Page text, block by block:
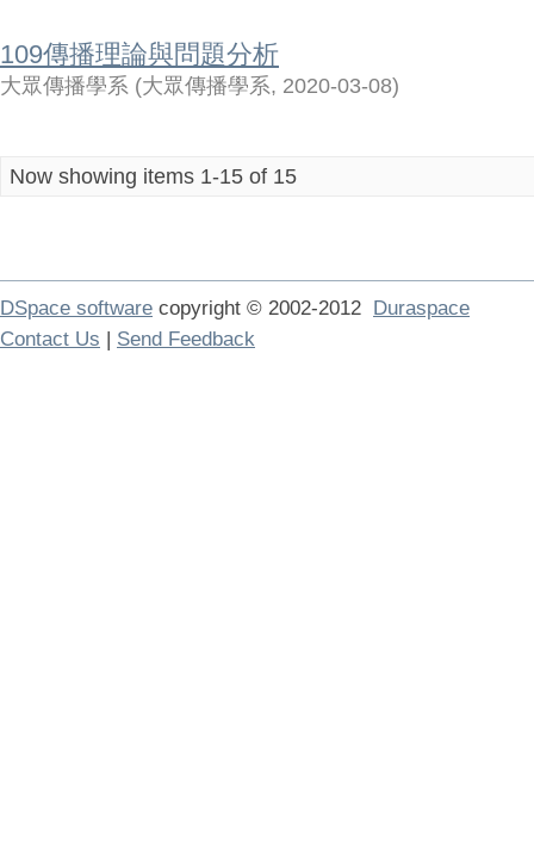
109傳播理論與問題分析
大眾傳播學系 (大眾傳播學系, 2020-03-08)
Now showing items 1-15 of 15
DSpace software copyright © 2002-2012 Duraspace
Contact Us | Send Feedback